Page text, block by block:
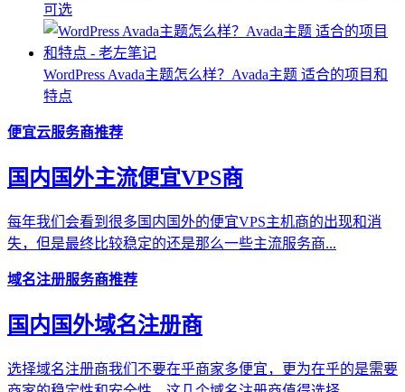
可选
WordPress Avada主题怎么样？Avada主题 适合的项目和
特点
便宜云服务商推荐
国内国外主流便宜VPS商
每年我们会看到很多国内国外的便宜VPS主机商的出现和消
失，但是最终比较稳定的还是那么一些主流服务商...
域名注册服务商推荐
国内国外域名注册商
选择域名注册商我们不要在乎商家多便宜，更为在乎的是需要